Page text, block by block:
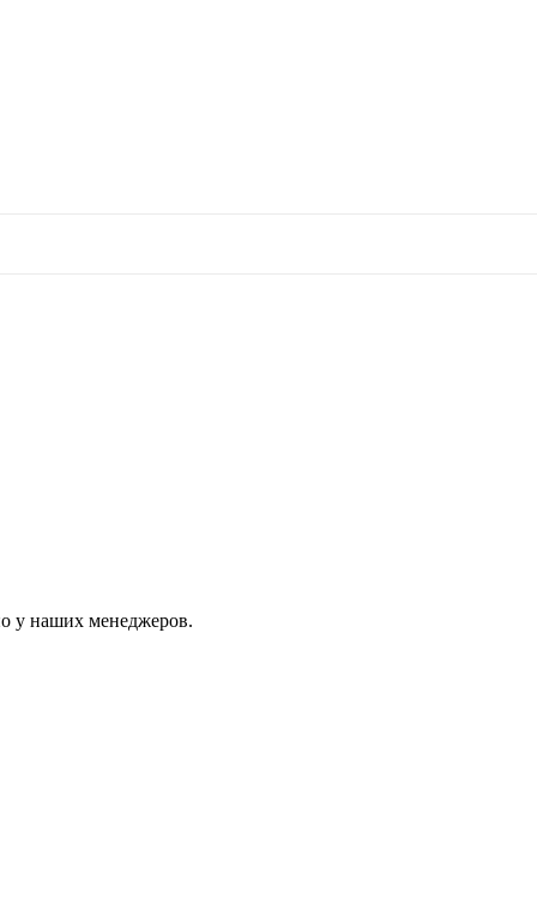
стрелки вверх и вниз для выбора
у наших менеджеров.